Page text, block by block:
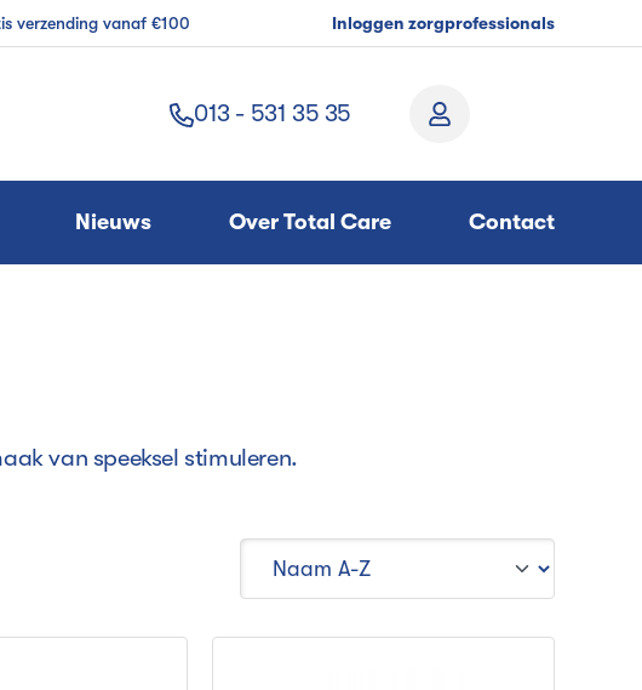
verzending vanaf €100 Inloggen zorgprofessionals
013 - 531 35 35
Nieuws Over Total Care Contact
van speeksel stimuleren.